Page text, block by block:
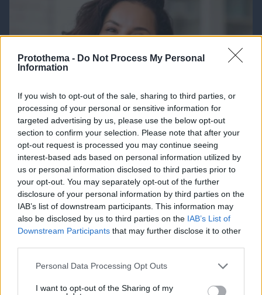
Protothema - Do Not Process My Personal
Information
If you wish to opt-out of the sale, sharing to third parties, or
processing of your personal or sensitive information for
targeted advertising by us, please use the below opt-out
section to confirm your selection. Please note that after your
opt-out request is processed you may continue seeing
interest-based ads based on personal information utilized by
us or personal information disclosed to third parties prior to
your opt-out. You may separately opt-out of the further
disclosure of your personal information by third parties on the
IAB’s list of downstream participants. This information may
also be disclosed by us to third parties on the IAB’s List of
Downstream Participants that may further disclose it to other
Please note that this website/app uses one or more Google
not limited to your visit or usage behaviour. You may click to
Personal Data Processing Opt Outs
I want to opt-out of the Sharing of my
το λίπος στην κοιλιά
07.08.2026, 08:32